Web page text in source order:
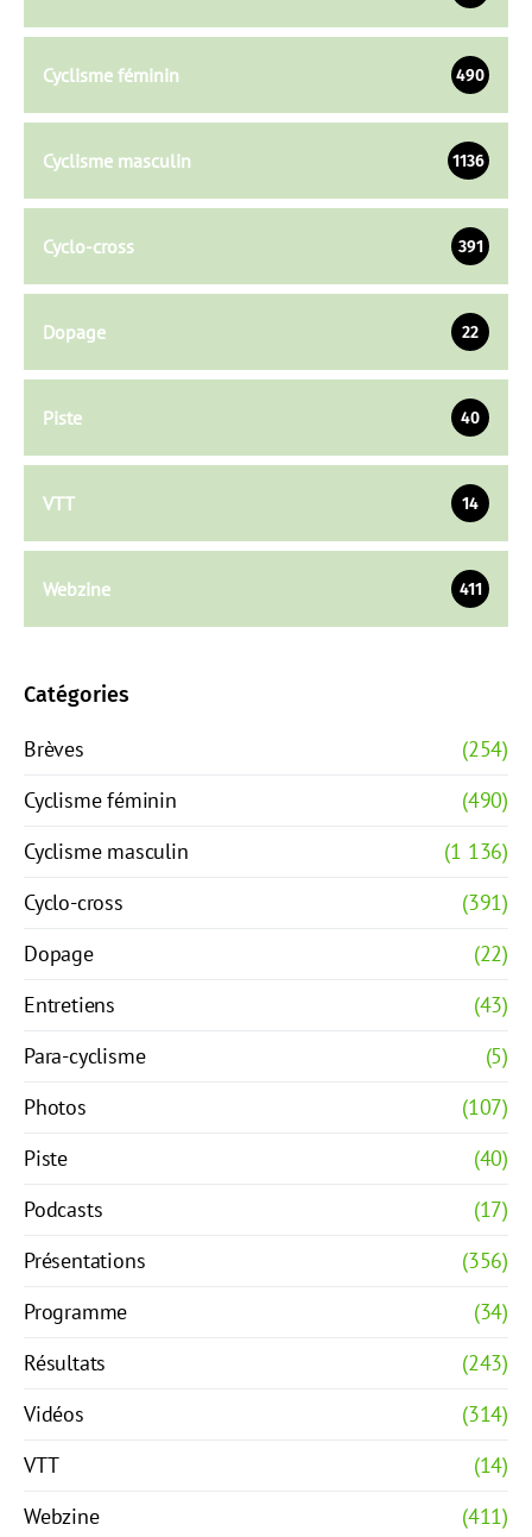
Cyclisme féminin 490
Cyclisme masculin 1136
Cyclo-cross 391
Dopage 22
Piste 40
VTT 14
Webzine 411
Catégories
Brèves
(254)
Cyclisme féminin
(490)
Cyclisme masculin
(1 136)
Cyclo-cross
(391)
Dopage
(22)
Entretiens
(43)
Para-cyclisme
(5)
Photos
(107)
Piste
(40)
Podcasts
(17)
Présentations
(356)
Programme
(34)
Résultats
(243)
Vidéos
(314)
VTT
(14)
Webzine
(411)